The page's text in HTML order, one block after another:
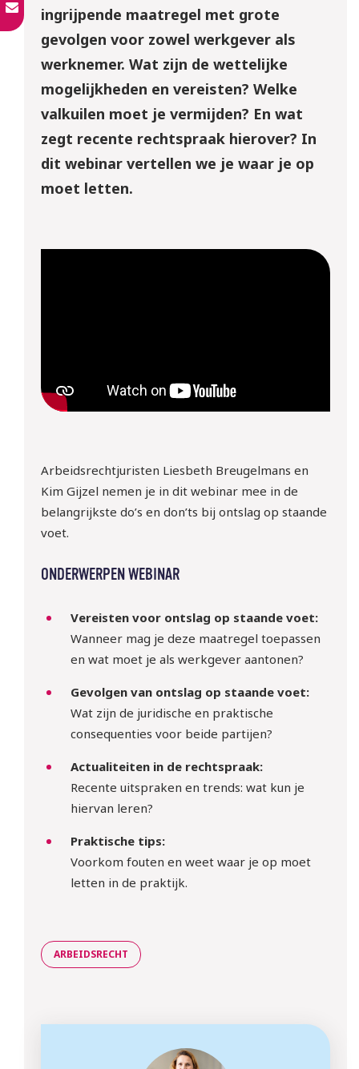
ingrijpende maatregel met grote
gevolgen voor zowel werkgever als
werknemer. Wat zijn de wettelijke
mogelijkheden en vereisten? Welke
valkuilen moet je vermijden? En wat
zegt recente rechtspraak hierover? In
dit webinar vertellen we je waar je op
moet letten.
Arbeidsrechtjuristen Liesbeth Breugelmans en
Kim Gijzel nemen je in dit webinar mee in de
belangrijkste do’s en don’ts bij ontslag op staande
voet.
ONDERWERPEN WEBINAR
Vereisten voor ontslag op staande voet:
Wanneer mag je deze maatregel toepassen
en wat moet je als werkgever aantonen?
Gevolgen van ontslag op staande voet:
Wat zijn de juridische en praktische
consequenties voor beide partijen?
Actualiteiten in de rechtspraak:
Recente uitspraken en trends: wat kun je
hiervan leren?
Praktische tips:
Voorkom fouten en weet waar je op moet
letten in de praktijk.
ARBEIDSRECHT